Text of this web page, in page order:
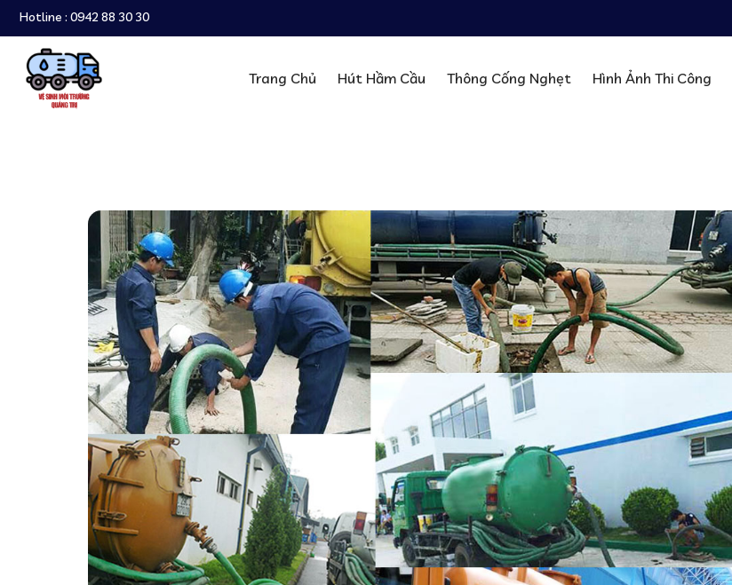
Hotline : 0942 88 30 30
Trang Chủ Hút Hầm Cầu Thông Cống Nghẹt Hình Ảnh Thi Công